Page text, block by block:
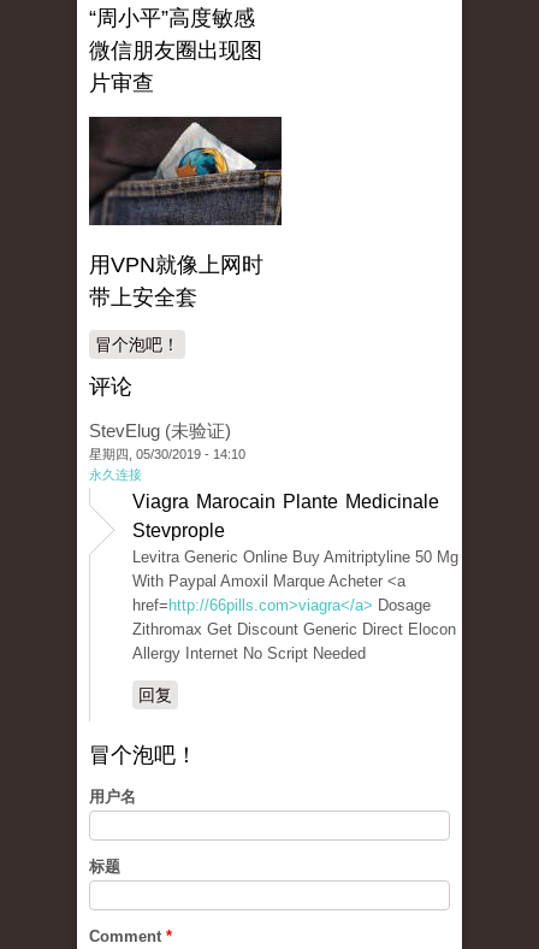
“周小平”高度敏感
微信朋友圈出现图
片审查
用VPN就像上网时
带上安全套
冒个泡吧！
评论
StevElug (未验证)
星期四, 05/30/2019 - 14:10
永久连接
Viagra Marocain Plante Medicinale
Stevprople
Levitra Generic Online Buy Amitriptyline 50 Mg
With Paypal Amoxil Marque Acheter <a
href= http://66pills.com>viagra</a> Dosage
Zithromax Get Discount Generic Direct Elocon
Allergy Internet No Script Needed
回复
冒个泡吧！
用户名
标题
Comment *